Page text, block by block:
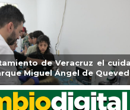
de Veracruz el
Miguel Ángel de